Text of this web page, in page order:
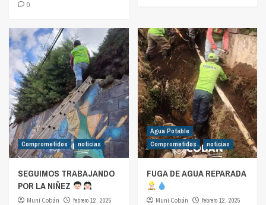
0
Comprometidos noticias
SEGUIMOS TRABAJANDO
POR LA NIÑEZ
Muni Cobán
febrero 12, 2025
Agua Potable
Comprometidos
noticias
FUGA DE AGUA REPARADA
Muni Cobán
febrero 12, 2025